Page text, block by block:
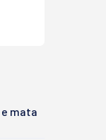
mata